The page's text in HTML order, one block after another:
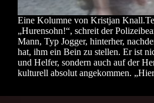
Eine Kolumne von Kristjan
„Hurensohn!“, schreit der
Mann, Typ Jogger, hinterher,
hat, ihm ein Bein zu stellen. Er ist
und Helfer, sondern auch auf der
kulturell absolut angekommen.